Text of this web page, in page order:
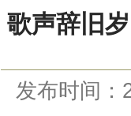
歌声辞旧
发布时间：